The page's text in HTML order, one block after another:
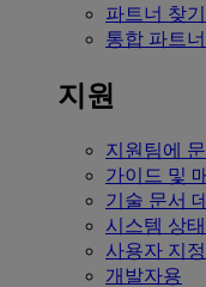
파트너 찾기
통합 파트너
지원
지원팀에 문
가이드 및
기술 문서
시스템 상태
사용자 지
개발자용